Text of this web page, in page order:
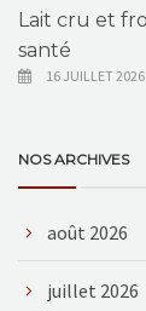
Lait cru et
santé
16 JUILLET 2026
NOS ARCHIVES
août 2026
juillet 2026